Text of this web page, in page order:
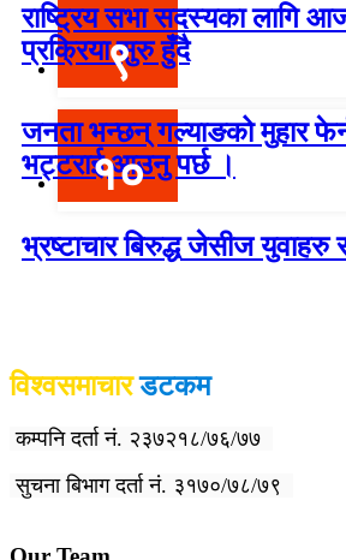
राष्ट्रिय सभा सदस्यका लागि
प्रक्रिया सुरु हुँदै
९
जनता भन्छन् गल्याङको मुहार
भट्टराई आउनु पर्छ ।
१०
भ्रष्टाचार बिरुद्ध जेसीज
विश्वसमाचारडटकम
कम्पनि दर्ता नं. २३७२१८/७६/७७
सुचना बिभाग दर्ता नं. ३१७०/७८/७९